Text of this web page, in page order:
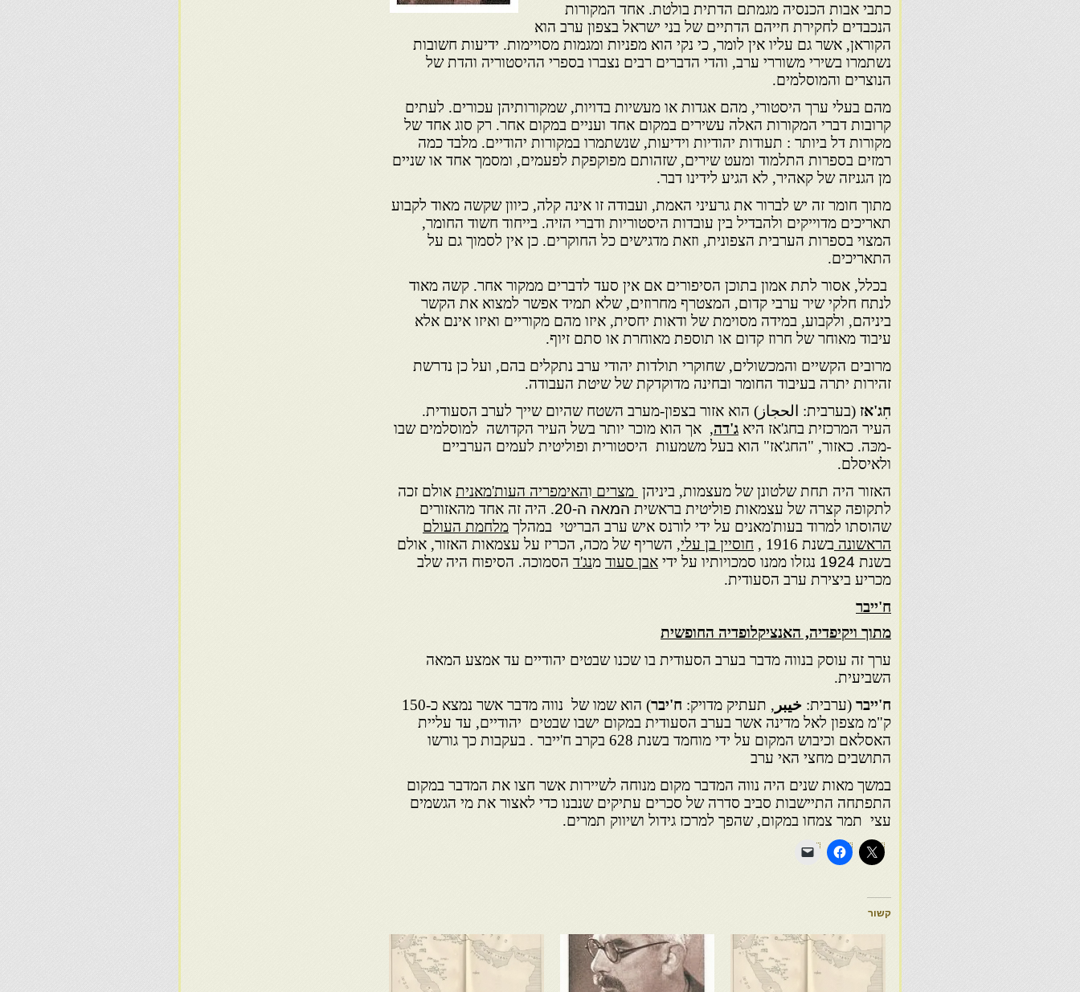
כתבי אבות הכנסיה מגמתם הדתית בולטת. אחד המקורות
הנכבדים לחקירת חייהם הדתיים של בני ישראל בצפון ערב הוא
הקוראן, אשר גם עליו אין לומר, כי נקי הוא מפניות ומגמות מסויימות. ידיעות חשובות
נשתמרו בשירי משוררי ערב, והדי הדברים רבים נצברו בספרי ההיסטוריה והדת של
הנוצרים והמוסלמים.
מהם בעלי ערך היסטורי, מהם אגדות או מעשיות בדויות, שמקורותיהן עכורים. לעתים
קרובות דברי המקורות האלה עשירים במקום אחד ועניים במקום אחר. רק סוג אחד של
מקורות דל ביותר : תעודות יהודיות וידיעות, שנשתמרו במקורות יהודיים. מלבד כמה
רמזים בספרות התלמוד ומעט שירים, שזהותם מפוקפקת לפעמים, ומסמך אחד או שניים
מן הגניזה של קאהיר, לא הגיע לידינו דבר.
מתוך חומר זה יש לברור את גרעיני האמת, ועבודה זו אינה קלה, כיוון שקשה מאוד לקבוע
תאריכים מדוייקים ולהבדיל בין עובדות היסטוריות ודברי הזיה. בייחוד חשוד החומר,
המצוי בספרות הערבית הצפונית, וזאת מדגישים כל החוקרים. כן אין לסמוך גם על
התאריכים.
בכלל, אסור לתת אמון בתוכן הסיפורים אם אין סעד לדברים ממקור אחר. קשה מאוד
לנתח חלקי שיר ערבי קדום, המצטרף מחרוזים, שלא תמיד אפשר למצוא את הקשר
ביניהם, ולקבוע, במידה מסוימת של ודאות יחסית, איזו מהם מקוריים ואיזו אינם אלא
עיבוד מאוחר של חרוז קדום או תוספת מאוחרת או סתם זיוף.
מרובים הקשיים והמכשולים, שחוקרי תולדות יהודי ערב נתקלים בהם, ועל כן נדרשת
זהירות יתרה בעיבוד החומר ובחינה מדוקדקת של שיטת העבודה.
חִג'אז (בערבית: الحجاز) הוא אזור בצפון-מערב השטח שהיום שייך לערב הסעודית.
העיר המרכזית בחג'אז היא ג'דה, אך הוא מוכר יותר בשל העיר הקדושה למוסלמים שבו
-מכּה. כאזור, "החג'אז" הוא בעל משמעות היסטורית ופוליטית לעמים הערביים
ולאיסלם.
האזור היה תחת שלטונן של מעצמות, ביניהן מצרים והאימפריה העות'מאנית אולם זכה
לתקופה קצרה של עצמאות פוליטית בראשית המאה ה-20
. היה זה אחד מהאזורים
שהוסתו למרוד בעות'מאנים על ידי לורנס איש ערב הבריטי במהלך מלחמת העולם
הראשונה בשנת 1916 , חוסיין בן עלי, השריף של מכה, הכריז על עצמאות האזור, אולם
בשנת 1924 נגזלו ממנו סמכויותיו על ידי אבן סעוד מנג'ד הסמוכה. הסיפוח היה שלב
מכריע ביצירת ערב הסעודית.
ח'ייבר
מתוך ויקיפדיה, האנציקלופדיה החופשית
ערך זה עוסק בנווה מדבר בערב הסעודית בו שכנו שבטים יהודיים עד אמצע המאה
השביעית.
ח'ייבר (ערבית: خيبر , תעתיק מדויק: ח'יבר
) הוא שמו של נווה מדבר אשר נמצא כ-150
ק"מ מצפון לאל מדינה אשר בערב הסעודית במקום ישבו שבטים יהודיים, עד עליית
האסלאם וכיבוש המקום על ידי מוחמד בשנת 628 בקרב ח'ייבר . בעקבות כך גורשו
התושבים מחצי האי ערב
במשך מאות שנים היה נווה המדבר מקום מנוחה לשיירות אשר חצו את המדבר במקום
התפתחה התיישבות סביב סדרה של סכרים עתיקים שנבנו כדי לאצור את מי הגשמים
עצי תמר צמחו במקום, שהפך למרכז גידול ושיווק תמרים.
קשור